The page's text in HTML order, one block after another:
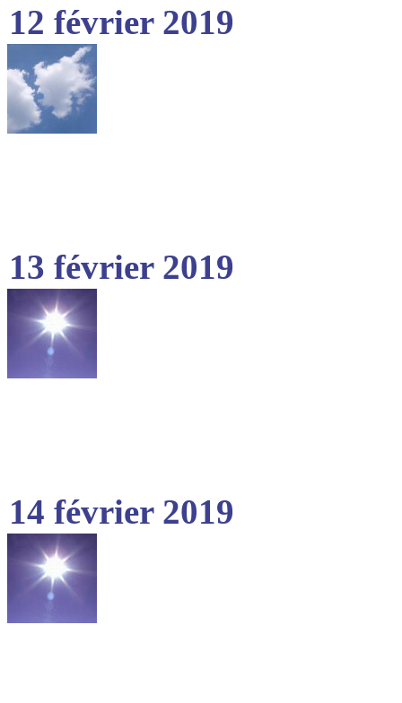
12 février 2019
13 février 2019
14 février 2019